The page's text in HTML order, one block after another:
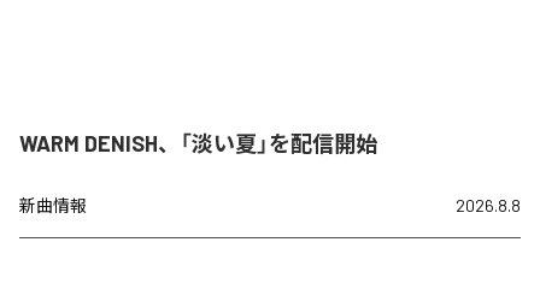
WARM DENISH、「淡い夏」を配信開始
新曲情報 2026.8.8